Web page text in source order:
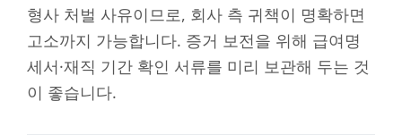
형사 처벌 사유이므로, 회사 측 귀책이 명확하면
고소까지 가능합니다. 증거 보전을 위해 급여명
세서·재직 기간 확인 서류를 미리 보관해 두는 것
이 좋습니다.